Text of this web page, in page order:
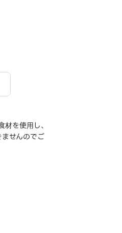
を使用し、
せんのでご